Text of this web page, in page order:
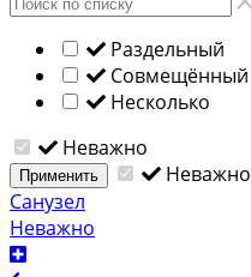
Раздельный
Совмещённый
Несколько
Неважно
Применить
Неважно
Санузел
Неважно